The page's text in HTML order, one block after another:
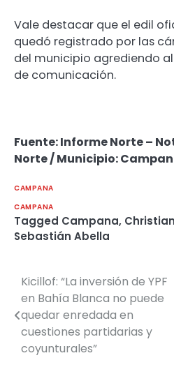
Vale destacar que el edil
quedó registrado por las
del municipio agrediendo
de comunicación.
Fuente: Informe Norte –
Norte / Municipio:
CAMPANA
CAMPANA
Tagged Campana,
Sebastián Abella
Navegación
de
entradas
Kicillof: “La inversión de YPF
en Bahía Blanca no puede
quedar enredada en
cuestiones partidarias y
coyunturales”